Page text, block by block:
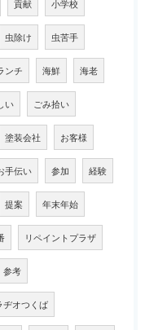
貢献 小学校
虫除け 虫苦手
ンチ 海鮮 海老
い ごみ拾い
塗装会社 お客様
手伝い 参加 経験
提案 年末年始
リペイントプラザ
参考
ヂオつくば